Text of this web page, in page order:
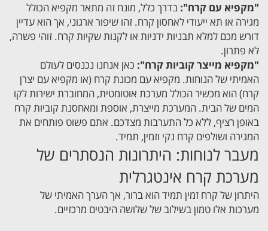
"מקפיא עם קרח": בדרך כלל, מונח זה מתאר מקפיא הכולל
מגירה או תא ייעודי לאחסון קרח. זהו שיפור ארגוני, אך הוא עדיין
דורש מכם למלא תבניות ידניות או לקנות שקיות קרח. זוהי פשרה,
לא פתרון.
"מקפיא מייצר קוביות קרח": כאן אנחנו נכנסים לעולם
האמיתי של הנוחות. מקפיא עם מכונת קרח (או מקפיא עם יצרן
קרח) הוא מכשיר הכולל מערכת אוטומטית, המחוברת ישירות לקו
המים של הבית. המערכת מייצרת, אוספת ומאחסנת קוביות קרח
באופן רציף, ללא כל התערבות מצדכם. אתם פשוט פותחים את
המגירה ושולפים קרח נקי וזמין, תמיד.
מעבר לנוחות: היתרונות הנסתרים של
מערכת קרח אינטגרלית
היתרון של קרח זמין תמיד הוא ברור, אך הערך האמיתי של
מערכות אלו טמון בשילוב של שלושה היבטים מרכזיים.